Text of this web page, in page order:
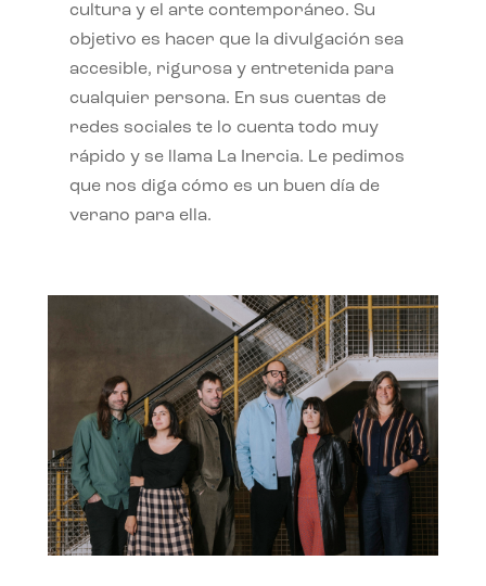
cultura y el arte contemporáneo. Su
objetivo es hacer que la divulgación sea
accesible, rigurosa y entretenida para
cualquier persona. En sus cuentas de
redes sociales te lo cuenta todo muy
rápido y se llama La Inercia. Le pedimos
que nos diga cómo es un buen día de
verano para ella.